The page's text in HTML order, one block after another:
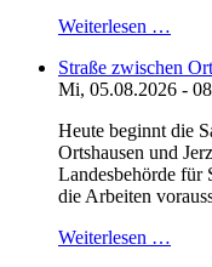
Weiterlesen …
Straße zwischen
Mi, 05.08.2026 -
Heute beginnt die
Ortshausen und
Landesbehörde für
die Arbeiten
Weiterlesen …